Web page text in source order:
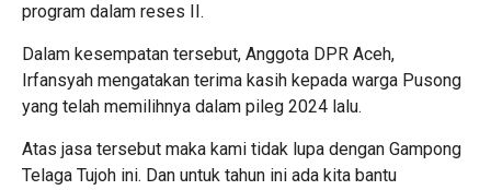
program dalam reses II.
Dalam kesempatan tersebut, Anggota DPR Aceh,
Irfansyah mengatakan terima kasih kepada warga Pusong
yang telah memilihnya dalam pileg 2024 lalu.
Atas jasa tersebut maka kami tidak lupa dengan Gampong
Telaga Tujoh ini. Dan untuk tahun ini ada kita bantu